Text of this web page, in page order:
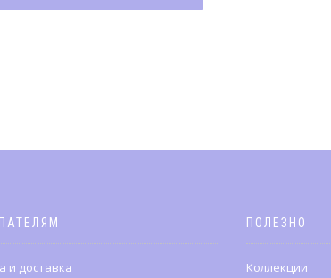
и доставка
ПОЛЕЗНО
Коллекции